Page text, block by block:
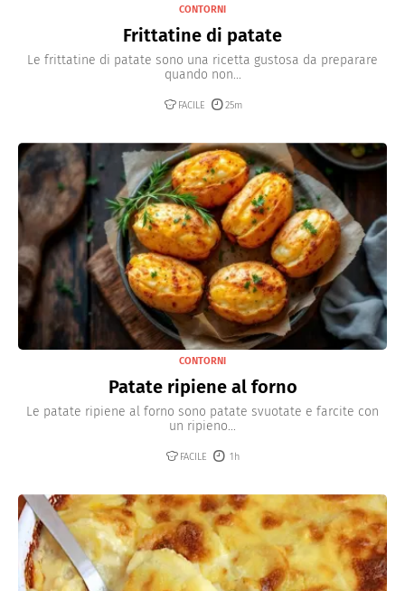
CONTORNI
Frittatine di patate
Le frittatine di patate sono una ricetta gustosa da preparare
quando non...
FACILE 25m
CONTORNI
Patate ripiene al forno
Le patate ripiene al forno sono patate svuotate e farcite con
un ripieno...
FACILE 1h